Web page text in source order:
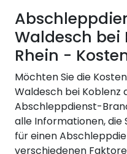
Waldesch bei
Rhein -
Möchten Sie die
Waldesch bei Koblenz
Abschleppdienst-
alle Informationen, die
für einen
verschiedenen